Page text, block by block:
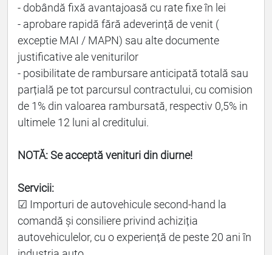
- dobândă fixă avantajoasă cu rate fixe în lei
- aprobare rapidă fără adeverință de venit (
exceptie MAI / MAPN) sau alte documente
justificative ale veniturilor
- posibilitate de rambursare anticipată totală sau
parțială pe tot parcursul contractului, cu comision
de 1% din valoarea rambursată, respectiv 0,5% in
ultimele 12 luni al creditului.
NOTĂ: Se acceptă venituri din diurne!
Servicii:
☑ Importuri de autovehicule second-hand la
comandă și consiliere privind achiziția
autovehiculelor, cu o experiență de peste 20 ani în